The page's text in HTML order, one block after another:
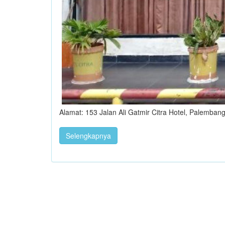
Alamat: 153 Jalan Ali Gatmir Citra Hotel, Palembang
Selengkapnya